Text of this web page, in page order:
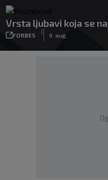
Vrsta ljubavi koja se
FORBES
|
9. aug.